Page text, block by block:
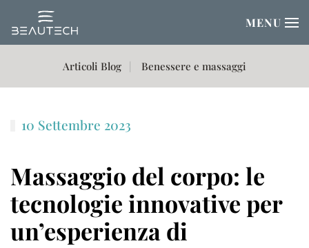
Passa al contenuto principale
MENU
Articoli Blog Benessere e massaggi
10 Settembre 2023
Massaggio del corpo: le
tecnologie innovative per
un’esperienza di